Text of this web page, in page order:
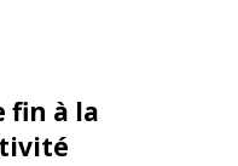
fin à la